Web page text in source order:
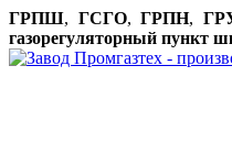
ГРПШ, ГСГО,ГРПН,
газорегуляторный пункт